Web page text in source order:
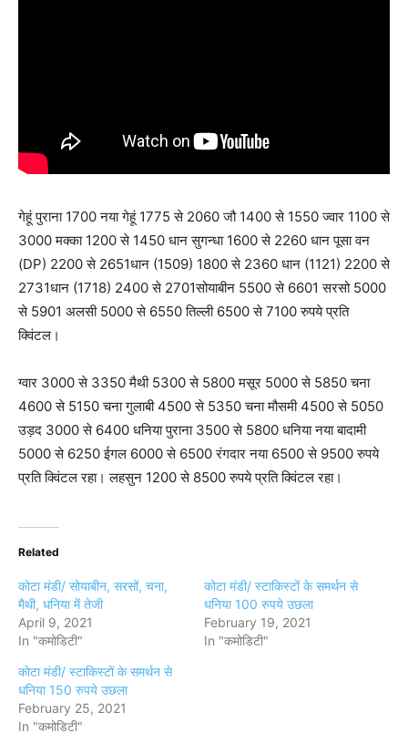
गेहूं पुराना 1700 नया गेहूं 1775 से 2060 जौ 1400 से 1550 ज्वार 1100 से
3000 मक्का 1200 से 1450 धान सुगन्धा 1600 से 2260 धान पूसा वन
(DP) 2200 से 2651धान (1509) 1800 से 2360 धान (1121) 2200 से
2731धान (1718) 2400 से 2701सोयाबीन 5500 से 6601 सरसो 5000
से 5901 अलसी 5000 से 6550 तिल्ली 6500 से 7100 रुपये प्रति
क्विंटल।
ग्वार 3000 से 3350 मैथी 5300 से 5800 मसूर 5000 से 5850 चना
4600 से 5150 चना गुलाबी 4500 से 5350 चना मौसमी 4500 से 5050
उड़द 3000 से 6400 धनिया पुराना 3500 से 5800 धनिया नया बादामी
5000 से 6250 ईगल 6000 से 6500 रंगदार नया 6500 से 9500 रुपये
प्रति क्विंटल रहा। लहसुन 1200 से 8500 रुपये प्रति क्विंटल रहा।
Related
कोटा मंडी/ सोयाबीन, सरसों, चना,
मैथी, धनिया में तेजी
April 9, 2021
In "कमोडिटी"
कोटा मंडी/ स्टाकिस्टों के समर्थन से
धनिया 100 रुपये उछला
February 19, 2021
In "कमोडिटी"
कोटा मंडी/ स्टाकिस्टों के समर्थन से
धनिया 150 रुपये उछला
February 25, 2021
In "कमोडिटी"